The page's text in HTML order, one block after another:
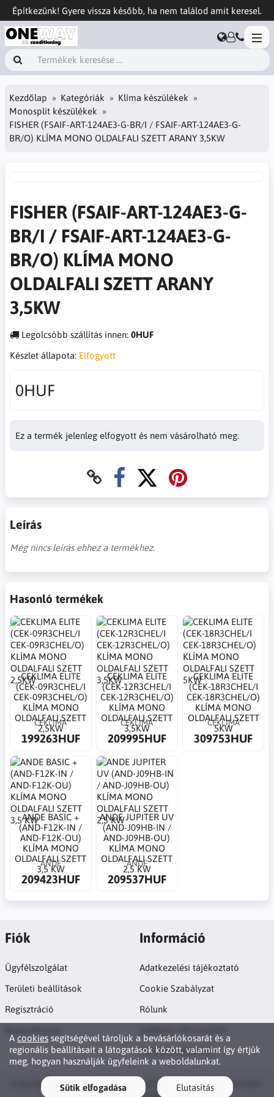
Építkezünk! Gyere vissza később, ha nem találod amit keresel.
Kezdőlap Kategóriák
Klíma készülékek
Monosplit készülékek
FISHER (FSAIF-ART-124AE3-G-BR/I / FSAIF-ART-124AE3-G-
BR/O) KLÍMA MONO OLDALFALI SZETT ARANY 3,5KW
FISHER (FSAIF-ART-124AE3-G-
BR/I / FSAIF-ART-124AE3-G-
BR/O) KLÍMA MONO
OLDALFALI SZETT ARANY
3,5KW
Legolcsóbb szállítás innen: 0HUF
Készlet állapota: Elfogyott
0HUF
Ez a termék jelenleg elfogyott és nem vásárolható meg.
Leírás
Még nincs leírás ehhez a termékhez.
Hasonló termékek
CEKLIMA ELITE
(CEK-09R3CHEL/I
CEK-09R3CHEL/O)
KLÍMA MONO
OLDALFALI SZETT
2,5KW
CEKLIMA
199263HUF
CEKLIMA ELITE
(CEK-12R3CHEL/I
CEK-12R3CHEL/O)
KLÍMA MONO
OLDALFALI SZETT
3,5KW
CEKLIMA
209995HUF
CEKLIMA ELITE
(CEK-18R3CHEL/I
CEK-18R3CHEL/O)
KLÍMA MONO
OLDALFALI SZETT
5KW
CEKLIMA
309753HUF
ANDE BASIC +
(AND-F12K-IN /
AND-F12K-OU)
KLÍMA MONO
OLDALFALI SZETT
3,5 KW
ANDE
209423HUF
ANDE JUPITER UV
(AND-J09HB-IN /
AND-J09HB-OU)
KLÍMA MONO
OLDALFALI SZETT
2,5 KW
ANDE
209537HUF
A cookies segítségével tároljuk a bevásárlókosarát és a
regionális beállításait a látogatások között, valamint így értjük
meg, hogyan használják ügyfeleink a weboldalunkat.
Sütik elfogadása Elutasítás
Fiók
Ügyfélszolgálat
Területi beállítások
Regisztráció
Információ
Adatkezelési tájékoztató
Cookie Szabályzat
Rólunk
Vásárlási feltételek
Copyright © 2026 Oneway Air Conditioning. All rights reserved ·
Powered byLiteCart®